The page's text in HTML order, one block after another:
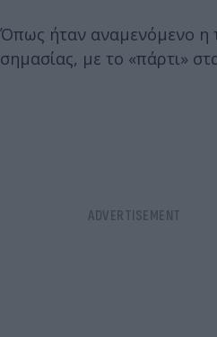
Όπως ήταν αναμενόμενο η
σημασίας, με το «πάρτι»